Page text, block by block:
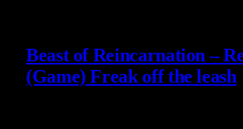
Beast of Reincarnation –
(Game) Freak off the leash